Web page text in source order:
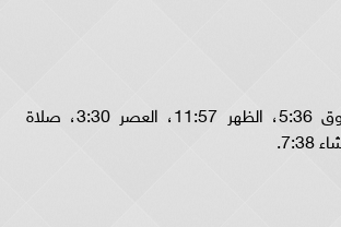
الفجر 4:06، الشروق 5:36، الظهر 11:57، العصر 3:30، صلاة